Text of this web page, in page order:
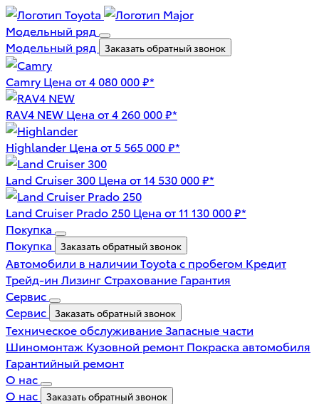
Модельный ряд
Модельный ряд
Заказать обратный звонок
Camry Цена от 4 080 000 ₽*
RAV4 NEW Цена от 4 260 000 ₽*
Highlander Цена от 5 565 000 ₽*
Land Cruiser 300 Цена от 14 530 000 ₽*
Land Cruiser Prado 250 Цена от 11 130 000 ₽*
Покупка
Покупка
Заказать обратный звонок
Автомобили в наличии Toyota с пробегом Кредит
Трейд-ин Лизинг Страхование Гарантия
Сервис
Сервис
Заказать обратный звонок
Техническое обслуживаниеЗапасные части
Шиномонтаж Кузовной ремонт Покраска автомобиля
Гарантийный ремонт
О нас
О нас
Заказать обратный звонок